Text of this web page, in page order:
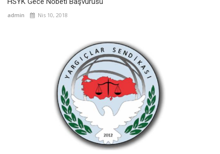
admin Nis 10, 2018